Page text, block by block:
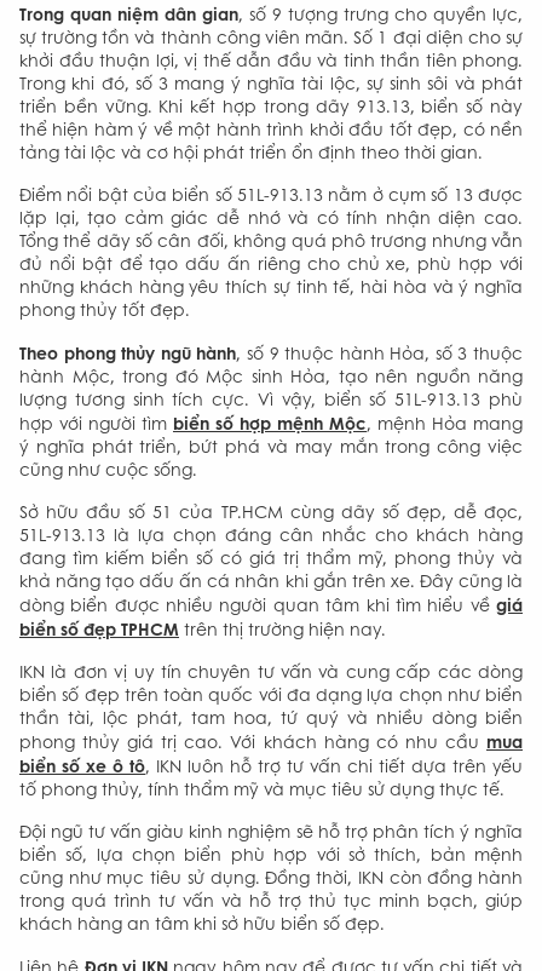
Trong quan niệm dân gian, số 9 tượng trưng cho quyền lực,
sự trường tồn và thành công viên mãn. Số 1 đại diện cho sự
khởi đầu thuận lợi, vị thế dẫn đầu và tinh thần tiên phong.
Trong khi đó, số 3 mang ý nghĩa tài lộc, sự sinh sôi và phát
triển bền vững. Khi kết hợp trong dãy 913.13, biển số này
thể hiện hàm ý về một hành trình khởi đầu tốt đẹp, có nền
tảng tài lộc và cơ hội phát triển ổn định theo thời gian.
Điểm nổi bật của biển số 51L-913.13 nằm ở cụm số 13 được
lặp lại, tạo cảm giác dễ nhớ và có tính nhận diện cao.
Tổng thể dãy số cân đối, không quá phô trương nhưng vẫn
đủ nổi bật để tạo dấu ấn riêng cho chủ xe, phù hợp với
những khách hàng yêu thích sự tinh tế, hài hòa và ý nghĩa
phong thủy tốt đẹp.
Theo phong thủy ngũ hành, số 9 thuộc hành Hỏa, số 3 thuộc
hành Mộc, trong đó Mộc sinh Hỏa, tạo nên nguồn năng
lượng tương sinh tích cực. Vì vậy, biển số 51L-913.13 phù
hợp với người tìm biển số hợp mệnh Mộc, mệnh Hỏa mang
ý nghĩa phát triển, bứt phá và may mắn trong công việc
cũng như cuộc sống.
Sở hữu đầu số 51 của TP.HCM cùng dãy số đẹp, dễ đọc,
51L-913.13 là lựa chọn đáng cân nhắc cho khách hàng
đang tìm kiếm biển số có giá trị thẩm mỹ, phong thủy và
khả năng tạo dấu ấn cá nhân khi gắn trên xe. Đây cũng là
dòng biển được nhiều người quan tâm khi tìm hiểu về giá
biển số đẹp TPHCM trên thị trường hiện nay.
IKN là đơn vị uy tín chuyên tư vấn và cung cấp các dòng
biển số đẹp trên toàn quốc với đa dạng lựa chọn như biển
thần tài, lộc phát, tam hoa, tứ quý và nhiều dòng biển
phong thủy giá trị cao. Với khách hàng có nhu cầu mua
biển số xe ô tô, IKN luôn hỗ trợ tư vấn chi tiết dựa trên yếu
tố phong thủy, tính thẩm mỹ và mục tiêu sử dụng thực tế.
Đội ngũ tư vấn giàu kinh nghiệm sẽ hỗ trợ phân tích ý nghĩa
biển số, lựa chọn biển phù hợp với sở thích, bản mệnh
cũng như mục tiêu sử dụng. Đồng thời, IKN còn đồng hành
trong quá trình tư vấn và hỗ trợ thủ tục minh bạch, giúp
khách hàng an tâm khi sở hữu biển số đẹp.